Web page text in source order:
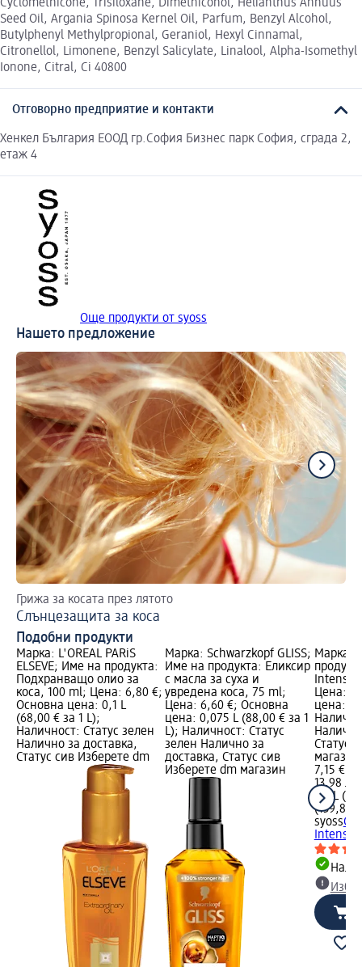
Cyclomethicone, Trisiloxane, Dimethiconol, Helianthus Annuus
Seed Oil, Argania Spinosa Kernel Oil, Parfum, Benzyl Alcohol,
Butylphenyl Methylpropional, Geraniol, Hexyl Cinnamal,
Citronellol, Limonene, Benzyl Salicylate, Linalool, Alpha-Isomethyl
Ionone, Citral, Ci 40800
Отговорно предприятие и контакти
Хенкел България ЕООД гр.София Бизнес парк София, сграда 2,
етаж 4
Още продукти от syoss
Нашето предложение
Грижа за косата през лятото
Слънцезащита за коса
Подобни продукти
Марка: L'ORÉAL PARiS
ELSEVE; Име на продукта:
Подхранващо олио за
коса, 100 ml; Цена: 6,80 €;
Основна цена: 0,1 L
(68,00 € за 1 L);
Наличност: Статус зелен
Налично за доставка,
Статус сив Изберете dm
Марка: Schwarzkopf GLISS;
Име на продукта: Еликсир
с масла за суха и
увредена коса, 75 ml;
Цена: 6,60 €; Основна
цена: 0,075 L (88,00 € за 1
L); Наличност: Статус
зелен Налично за
доставка, Статус сив
Изберете dm магазин
Марка:
Intense
Цена:
цена:
Статус
магазин
7,15 €
13,98 лв.
0,1 L
(139,84
syoss
Intense